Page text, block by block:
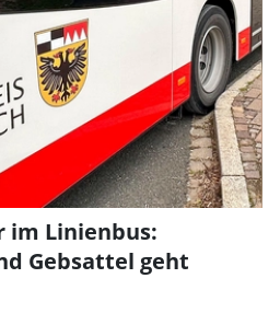
im Linienbus:
Gebsattel geht